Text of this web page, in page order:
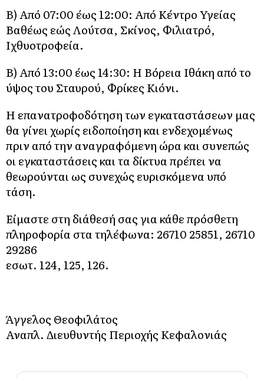
Β) Από 07:00 έως 12:00: Από Κέντρο Υγείας
Βαθέως εώς Λούτσα, Σκίνος, Φιλιατρό,
Ιχθυοτροφεία.
Β) Από 13:00 έως 14:30: Η Βόρεια Ιθάκη από το
ύψος του Σταυρού, Φρίκες Κιόνι.
Η επανατροφοδότηση των εγκαταστάσεων μας
θα γίνει χωρίς ειδοποίηση και ενδεχομένως
πριν από την αναγραφόμενη ώρα και συνεπώς
οι εγκαταστάσεις και τα δίκτυα πρέπει να
θεωρούνται ως συνεχώς ευρισκόμενα υπό
τάση.
Είμαστε στη διάθεσή σας για κάθε πρόσθετη
πληροφορία στα τηλέφωνα: 26710 25851, 26710
29286
εσωτ. 124, 125, 126.
Άγγελος Θεοφιλάτος
Αναπλ. Διευθυντής Περιοχής Κεφαλονιάς